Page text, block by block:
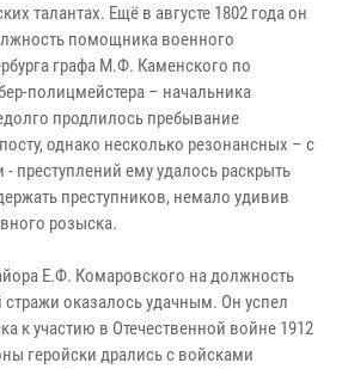
талантах. Ещё в августе 1802 года он
помощника военного
графа М.Ф. Каменского по
полицмейстера – начальника
продлилось пребывание
однако несколько резонансных – с
преступлений ему удалось раскрыть
преступников, немало удивив
розыска.
Е.Ф. Комаровского на должность
стражи оказалось удачным. Он успел
к участию в Отечественной войне 1912
геройски дрались с войсками